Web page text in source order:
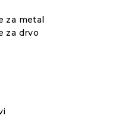
za metal
za drvo